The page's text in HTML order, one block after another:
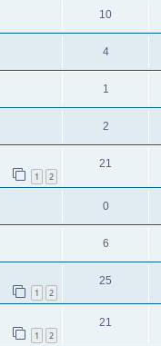
10
4
1
2
1 2
21
0
6
1 2
25
1 2
21